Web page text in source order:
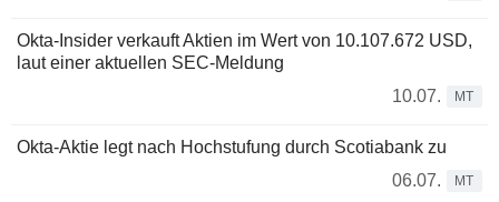
Okta-Insider verkauft Aktien im Wert von 10.107.672 USD,
laut einer aktuellen SEC-Meldung
10.07.
MT
Okta-Aktie legt nach Hochstufung durch Scotiabank zu
06.07.
MT